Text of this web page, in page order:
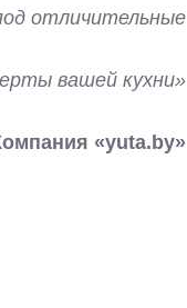
отличительные
вашей кухни»
«yuta.by»